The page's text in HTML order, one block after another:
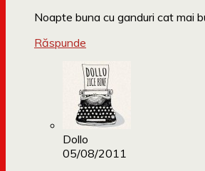
Noapte buna cu ganduri cat mai
Răspunde
Dollo
05/08/2011